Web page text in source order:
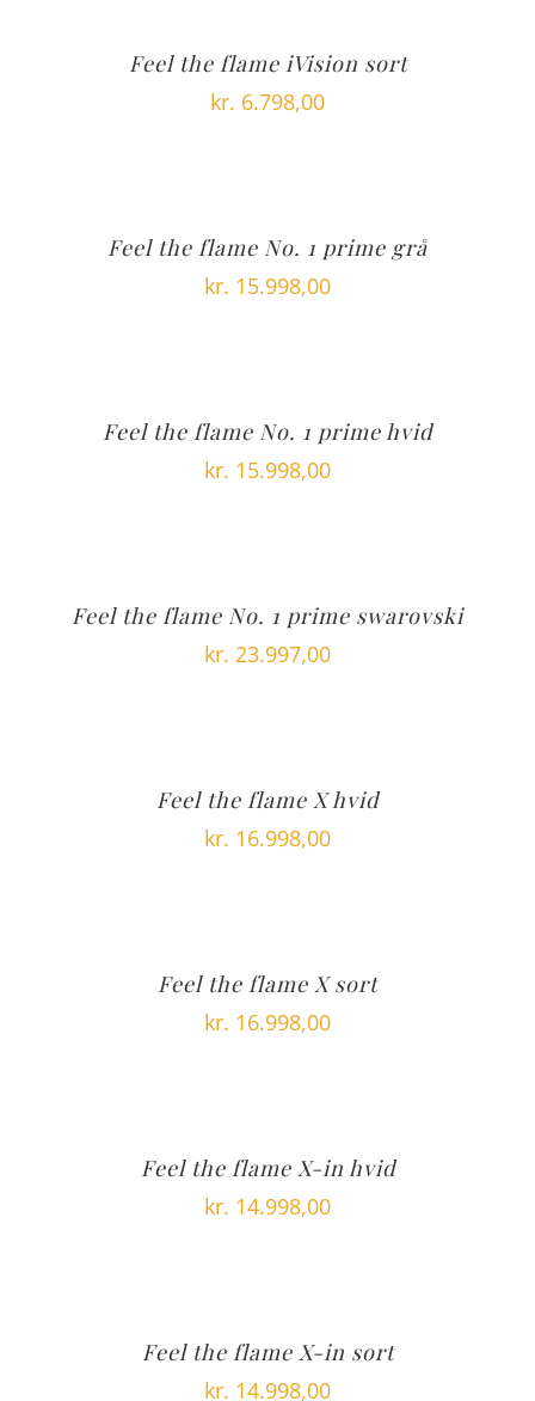
Feel the flame iVision sort
kr. 6.798,00
Feel the flame No. 1 prime grå
kr. 15.998,00
Feel the flame No. 1 prime hvid
kr. 15.998,00
Feel the flame No. 1 prime swarovski
kr. 23.997,00
Feel the flame X hvid
kr. 16.998,00
Feel the flame X sort
kr. 16.998,00
Feel the flame X-in hvid
kr. 14.998,00
Feel the flame X-in sort
kr. 14.998,00